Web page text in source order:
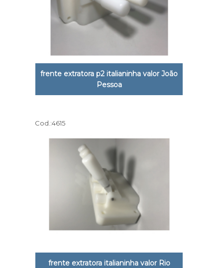
frente extratora p2 italianinha valor João
Pessoa
Cod.:4615
frente extratora italianinha valor Rio